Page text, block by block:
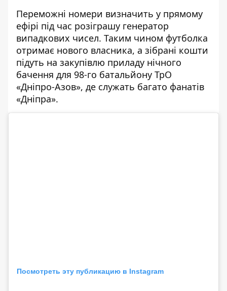
Переможні номери визначить у прямому
ефірі під час розіграшу генератор
випадкових чисел. Таким чином футболка
отримає нового власника, а зібрані кошти
підуть на закупівлю приладу нічного
бачення для 98-го батальйону ТрО
«Дніпро-Азов», де служать багато фанатів
«Дніпра».
Посмотреть эту публикацию в Instagram